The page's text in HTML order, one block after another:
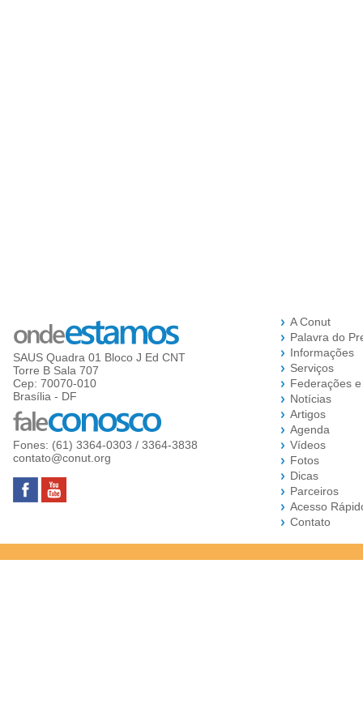
SAUS Quadra 01 Bloco J Ed CNT
Torre B Sala 707
Cep: 70070-010
Brasília - DF
Fones: (61) 3364-0303 / 3364-3838
contato@conut.org
A Conut
Palavra do
Informações
Serviços
Federações
Notícias
Artigos
Agenda
Vídeos
Fotos
Dicas
Parceiros
Acesso
Contato